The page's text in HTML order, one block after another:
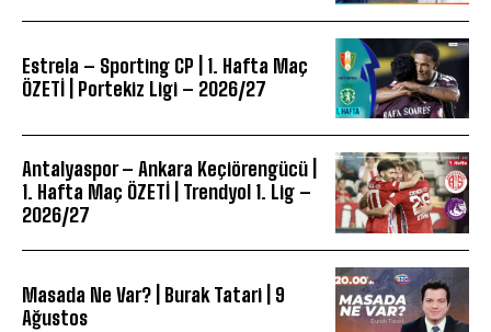
Estrela – Sporting CP | 1. Hafta Maç
ÖZETİ | Portekiz Ligi – 2026/27
Antalyaspor – Ankara Keçiörengücü |
1. Hafta Maç ÖZETİ | Trendyol 1. Lig –
2026/27
Masada Ne Var? | Burak Tatari | 9
Ağustos